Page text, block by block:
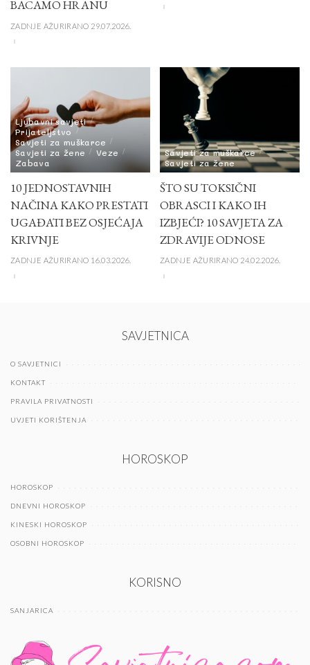
BACAMO HRANU
ZADNJE AŽURIRANO 29.07.2026.
Ljubavni savjeti
Prijateljstvo
Savjeti za muškarce
Savjeti za žene
Veze
Zabava
10 JEDNOSTAVNIH
NAČINA KAKO PRESTATI
UGAĐATI BEZ OSJEĆAJA
KRIVNJE
ZADNJE AŽURIRANO 16.03.2026.
Savjeti za muškarce
Savjeti za žene
ŠTO SU TOKSIČNI
OBRASCI I KAKO IH
IZBJEĆI? 10 SAVJETA ZA
ZDRAVIJE ODNOSE
ZADNJE AŽURIRANO 24.02.2026.
SAVJETNICA
O SAVJETNICI
KONTAKT
PRAVILA PRIVATNOSTI
UVJETI KORIŠTENJA
HOROSKOP
HOROSKOP
DNEVNI HOROSKOP
KINESKI HOROSKOP
OSOBNI HOROSKOP
KORISNO
SANJARICA